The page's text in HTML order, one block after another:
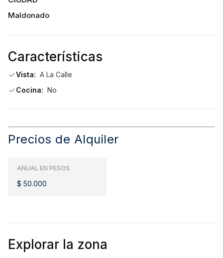
Requisitos:
Garantía Porto o Sura
Mes adelantado
Honorarios inmobiliarios: 1 mes + IVA
Maldonado
Características
Vista: A La Calle
Cocina: No
Precios de Alquiler
ANUAL EN PESOS
$ 50.000
Explorar la zona